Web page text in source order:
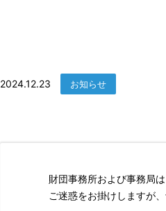
2024.12.23 お知らせ
財団事務所および事務局
ご迷惑をお掛けしますが